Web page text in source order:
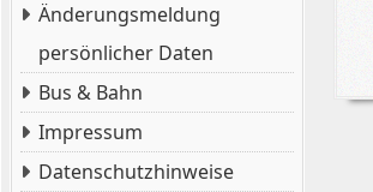
Änderungsmeldung
persönlicher Daten
Bus & Bahn
Impressum
Datenschutzhinweise